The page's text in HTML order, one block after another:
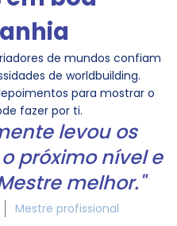
de mundos confiam
de worldbuilding.
para mostrar o
fazer por ti.
levou os
próximo nível e
melhor."
Mestre profissional